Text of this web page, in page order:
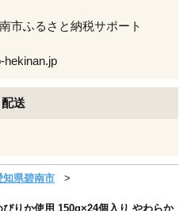
市ふるさと納税サポート
hekinan.jp
配送
知県碧南市
ぴりか使用 150g×24個入り やわらか